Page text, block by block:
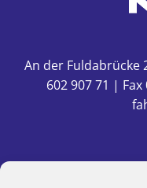
An der Fuldabrücke
602 907 71 |